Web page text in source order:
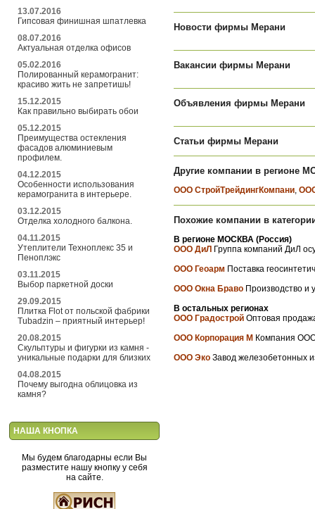
13.07.2016
Гипсовая финишная шпатлевка
08.07.2016
Актуальная отделка офисов
05.02.2016
Полированный керамогранит:
красиво жить не запретишь!
15.12.2015
Как правильно выбирать обои
05.12.2015
Преимущества остекления
фасадов алюминиевым
профилем.
04.12.2015
Особенности использования
керамогранита в интерьере.
03.12.2015
Отделка холодного балкона.
04.11.2015
Утеплители Техноплекс 35 и
Пеноплэкс
03.11.2015
Выбор паркетной доски
29.09.2015
Плитка Flot от польской фабрики
Tubadzin – приятный интерьер!
20.08.2015
Скульптуры и фигурки из камня -
уникальные подарки для близких
04.08.2015
Почему выгодна облицовка из
камня?
НАША КНОПКА
Мы будем благодарны если Вы
разместите нашу кнопку у себя
на сайте.
Новости фирмы Мерани
Вакансии фирмы Мерани
Объявления фирмы Мерани
Статьи фирмы Мерани
Другие компании в регионе
ООО СтройТрейдингКомпани,
Похожие компании в
В регионе МОСКВА (Россия)
ООО ДиЛ Группа компаний ДиЛ
ООО Геоарм Поставка
ООО Окна Браво Производство и
В остальных регионах
ООО Градострой Оптовая
ООО Корпорация М Компания
ООО Эко Завод железобетонных